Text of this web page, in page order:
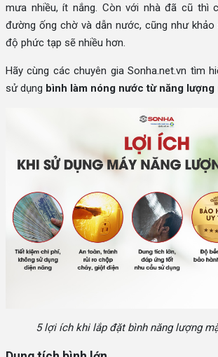
mưa nhiều, ít nắng. Còn với nhà đã cũ thì
đường ống chờ và dẫn nước, cũng như
độ phức tạp sẽ nhiều hơn.
Hãy cùng các chuyên gia Sonha.net.vn tìm
sử dụng bình làm nóng nước từ năng lượng
5 lợi ích khi lắp đặt bình năng lượng